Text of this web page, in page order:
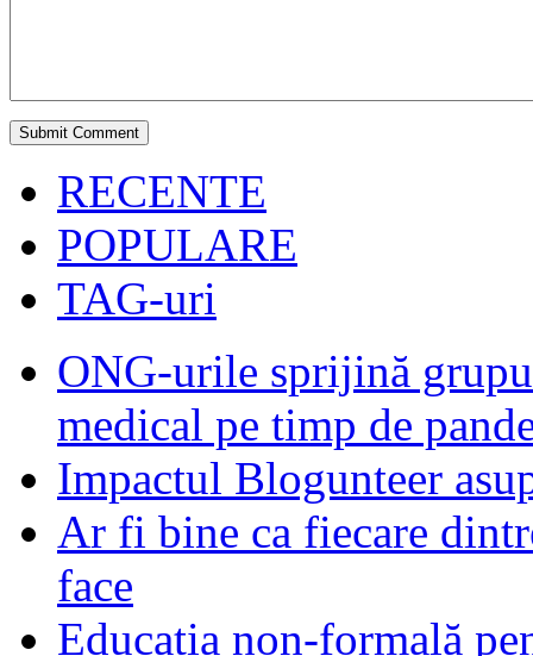
RECENTE
POPULARE
TAG-uri
ONG-urile sprijină
medical pe timp de
Impactul Blogunteer
Ar fi bine ca fiecare
face
Educația non-formală